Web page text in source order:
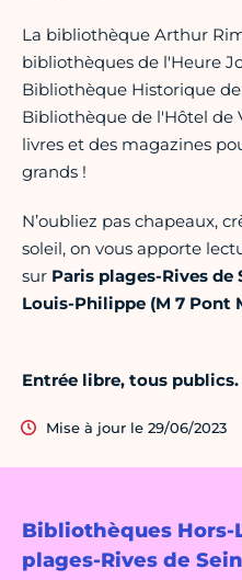
Bibliothèques Hors-
plages-Rives de
La bibliothèque Arthur
bibliothèques de l'Heure
Bibliothèque Historique
Bibliothèque de l'Hôtel de
livres et des magazines
grands !
N’oubliez pas chapeaux,
soleil, on vous apporte
sur Paris plages-Rives
Louis-Philippe (M 7 Pont
Entrée libre, tous publics.
Mise à jour le 29/06/2023